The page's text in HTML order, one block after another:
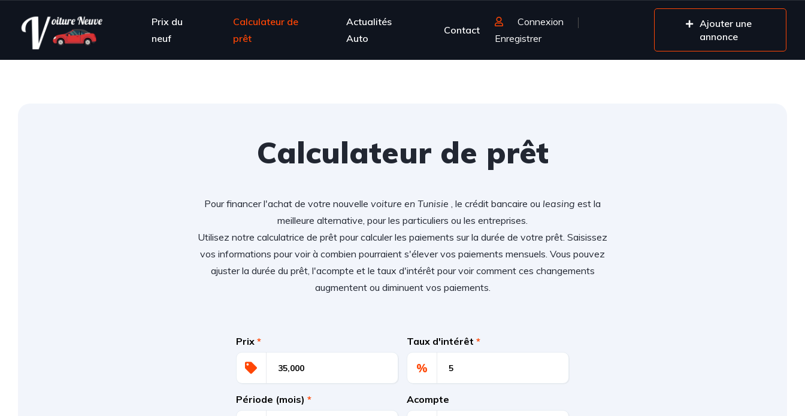
Prix du
neuf
Calculateur de
prêt
Actualités
Auto
Contact
Connexion
Enregistrer
Ajouter une
annonce
Calculateur de prêt
Pour financer l'achat de votre nouvelle voiture en Tunisie , le crédit bancaire ou leasing est la
meilleure alternative, pour les particuliers ou les entreprises.
Utilisez notre calculatrice de prêt pour calculer les paiements sur la durée de votre prêt. Saisissez
vos informations pour voir à combien pourraient s'élever vos paiements mensuels. Vous pouvez
ajuster la durée du prêt, l'acompte et le taux d'intérêt pour voir comment ces changements
augmentent ou diminuent vos paiements.
Prix * Taux d'intérêt *
%
Période (mois) * Acompte